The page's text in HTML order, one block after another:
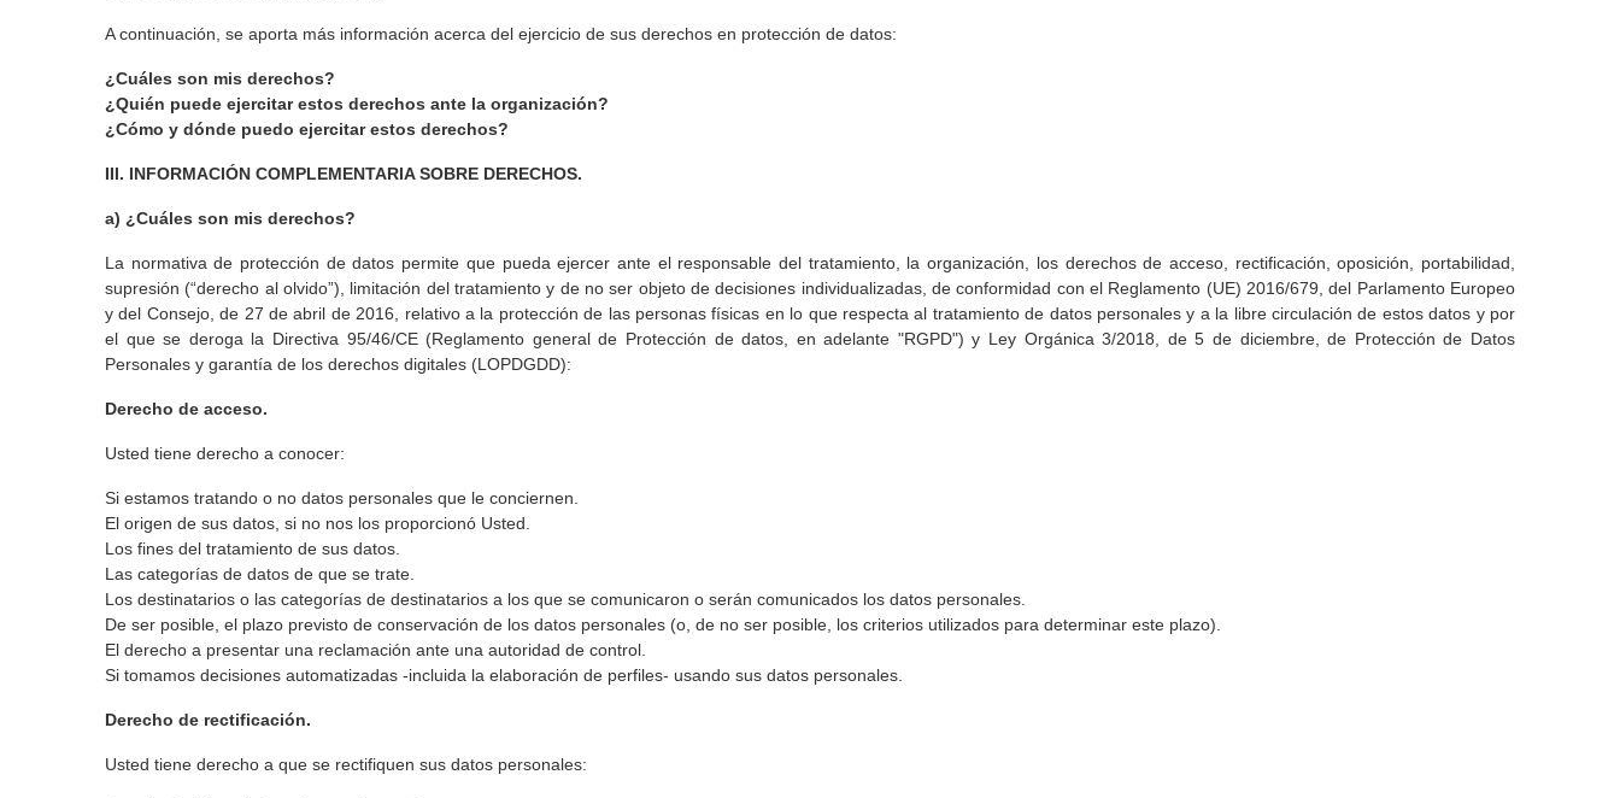
A continuación, se aporta más información acerca del ejercicio de sus derechos en protección de datos:
¿Cuáles son mis derechos?
¿Quién puede ejercitar estos derechos ante la organización?
¿Cómo y dónde puedo ejercitar estos derechos?
III. INFORMACIÓN COMPLEMENTARIA SOBRE DERECHOS.
a) ¿Cuáles son mis derechos?
La normativa de protección de datos permite que pueda ejercer ante el responsable del tratamiento, la organización, los derechos de acceso, rectificación, oposición, portabilidad,
supresión (“derecho al olvido”), limitación del tratamiento y de no ser objeto de decisiones individualizadas, de conformidad con el Reglamento (UE) 2016/679, del Parlamento Europeo
y del Consejo, de 27 de abril de 2016, relativo a la protección de las personas físicas en lo que respecta al tratamiento de datos personales y a la libre circulación de estos datos y por
el que se deroga la Directiva 95/46/CE (Reglamento general de Protección de datos, en adelante "RGPD") y Ley Orgánica 3/2018, de 5 de diciembre, de Protección de Datos
Personales y garantía de los derechos digitales (LOPDGDD):
Derecho de acceso.
Usted tiene derecho a conocer:
Si estamos tratando o no datos personales que le conciernen.
El origen de sus datos, si no nos los proporcionó Usted.
Los fines del tratamiento de sus datos.
Las categorías de datos de que se trate.
Los destinatarios o las categorías de destinatarios a los que se comunicaron o serán comunicados los datos personales.
De ser posible, el plazo previsto de conservación de los datos personales (o, de no ser posible, los criterios utilizados para determinar este plazo).
El derecho a presentar una reclamación ante una autoridad de control.
Si tomamos decisiones automatizadas -incluida la elaboración de perfiles- usando sus datos personales.
Derecho de rectificación.
Usted tiene derecho a que se rectifiquen sus datos personales: